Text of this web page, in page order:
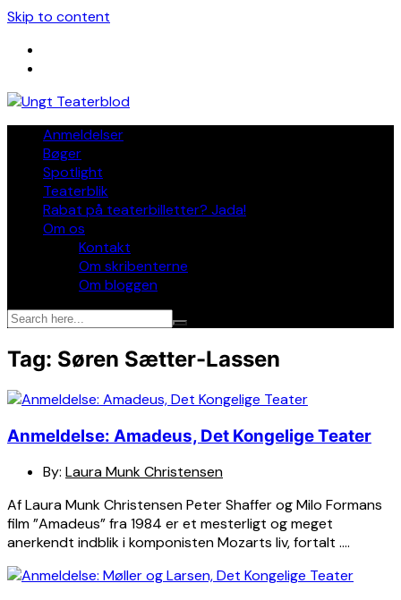
Skip to content
Anmeldelser
Bøger
Spotlight
Teaterblik
Rabat på teaterbilletter? Jada!
Om os
Kontakt
Om skribenterne
Om bloggen
Tag: Søren Sætter-Lassen
Anmeldelse: Amadeus, Det Kongelige Teater
By: Laura Munk Christensen
Af Laura Munk Christensen Peter Shaffer og Milo Formans
film ”Amadeus” fra 1984 er et mesterligt og meget
anerkendt indblik i komponisten Mozarts liv, fortalt ….